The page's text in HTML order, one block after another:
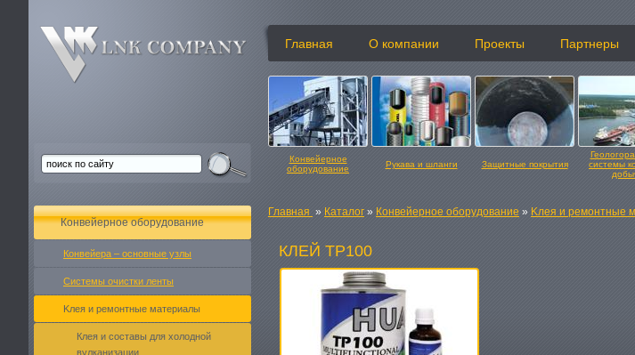
Главная О компании Проекты Партнеры
Конвейерное
оборудование
Рукава и шланги Защитные покрытия
системы
Главная » Каталог » Конвейерное оборудование » Kлея и ремонтные
КЛЕЙ TP100
Конвейерное оборудование
Конвейера – основные узлы
Системы очистки ленты
Kлея и ремонтные материалы
Клея и составы для холодной
вулканизации